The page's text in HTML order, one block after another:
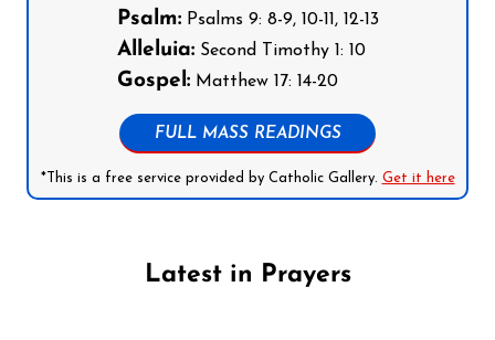
Psalm:Psalms 9: 8-9, 10-11, 12-13
Alleluia:Second Timothy 1: 10
Gospel:Matthew 17: 14-20
FULL MASS READINGS
*This is a free service provided by Catholic Gallery. Get it here
Latest in Prayers